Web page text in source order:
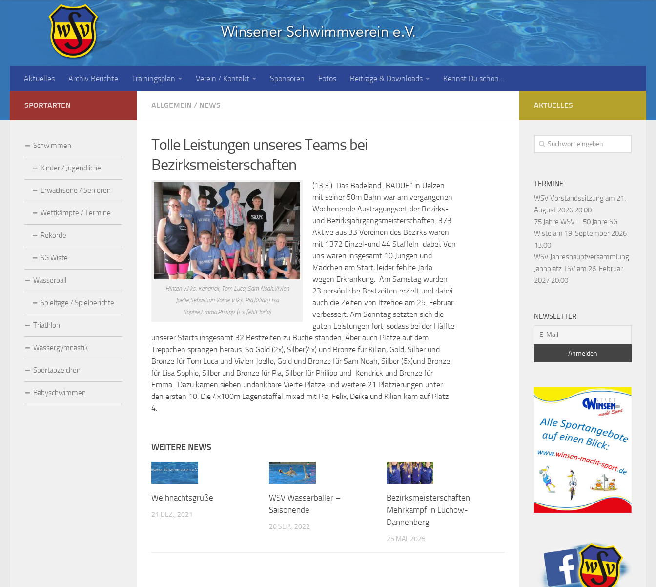
Aktuelles Archiv Berichte Trainingsplan Verein / Kontakt Sponsoren Fotos Beiträge & Downloads Kennst Du schon…
ALLGEMEIN / NEWS
Tolle Leistungen unseres Teams bei
Bezirksmeisterschaften
Hinten v.l ks. Kendrick, Tom Luca, Sam Noah,Vivien
Joelle,Sebastian Vorne v.lks. Pia,Kilian,Lisa
Sophie,Emma,Philipp. (Es fehlt Jarla)
(13.3.) Das Badeland „BADUE“ in Uelzen
mit seiner 50m Bahn war am vergangenen
Wochenende Austragungsort der Bezirks-
und Bezirksjahrgangsmeisterschaften. 373
Aktive aus 33 Vereinen des Bezirks waren
mit 1372 Einzel-und 44 Staffeln dabei. Von
uns waren insgesamt 10 Jungen und
Mädchen am Start, leider fehlte Jarla
wegen Erkrankung. Am Samstag wurden
23 persönliche Bestzeiten erzielt und dabei
auch die Zeiten von Itzehoe am 25. Februar
verbessert. Am Sonntag setzten sich die
guten Leistungen fort, sodass bei der Hälfte
unserer Starts insgesamt 32 Bestzeiten zu Buche standen. Aber auch Plätze auf dem
Treppchen sprangen heraus. So Gold (2x), Silber(4x) und Bronze für Kilian, Gold, Silber und
Bronze für Tom Luca und Vivien Joelle, Gold und Bronze für Sam Noah, Silber (6x)und Bronze
für Lisa Sophie, Silber und Bronze für Pia, Silber für Philipp und Kendrick und Bronze für
Emma. Dazu kamen sieben undankbare Vierte Plätze und weitere 21 Platzierungen unter
den ersten 10. Die 4x100m Lagenstaffel mixed mit Pia, Felix, Deike und Kilian kam auf Platz
4.
WEITERE NEWS
Weihnachtsgrüße
21 DEZ., 2021
WSV Wasserballer –
Saisonende
20 SEP., 2022
Bezirksmeisterschaften
Mehrkampf in Lüchow-
Dannenberg
25 MAI, 2025
SPORTARTEN
Schwimmen
Kinder / Jugendliche
Erwachsene / Senioren
Wettkämpfe / Termine
Rekorde
SG Wiste
Wasserball
Spieltage / Spielberichte
Triathlon
Wassergymnastik
Sportabzeichen
Babyschwimmen
AKTUELLES
TERMINE
WSV Vorstandssitzungam 21.
August 2026 20:00
75 Jahre WSV – 50 Jahre SG
Wiste am 19. September 2026
13:00
WSV Jahreshauptversammlung
Jahnplatz TSV am 26. Februar
2027 20:00
NEWSLETTER